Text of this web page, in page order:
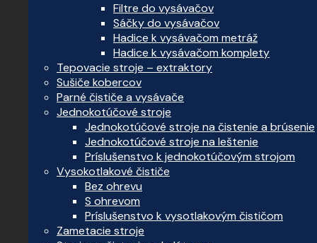
Filtre do vysávačov
Sáčky do vysávačov
Hadice k vysávačom metráž
Hadice k vysávačom komplety
Tepovacie stroje – extraktory
Sušiče kobercov
Parné čističe a vysávače
Jednokotúčové stroje
Jednokotúčové stroje na čistenie a brúsenie
Jednokotúčové stroje na leštenie
Príslušenstvo k jednokotúčovým strojom
Vysokotlakové čističe
Bez ohrevu
S ohrevom
Príslušenstvo k vysotlakovým čističom
Zametacie stroje